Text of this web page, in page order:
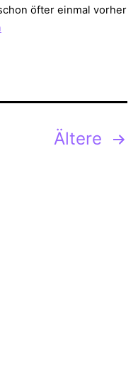
öfter einmal vorher
Ältere